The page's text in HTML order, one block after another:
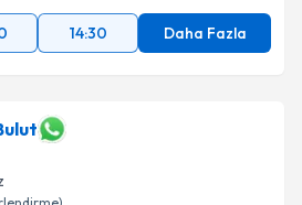
14:30 Daha Fazla